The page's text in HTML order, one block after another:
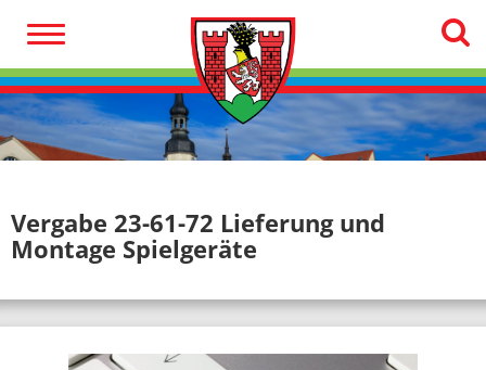
Vergabe 23-61-72 Lieferung und
Montage Spielgeräte